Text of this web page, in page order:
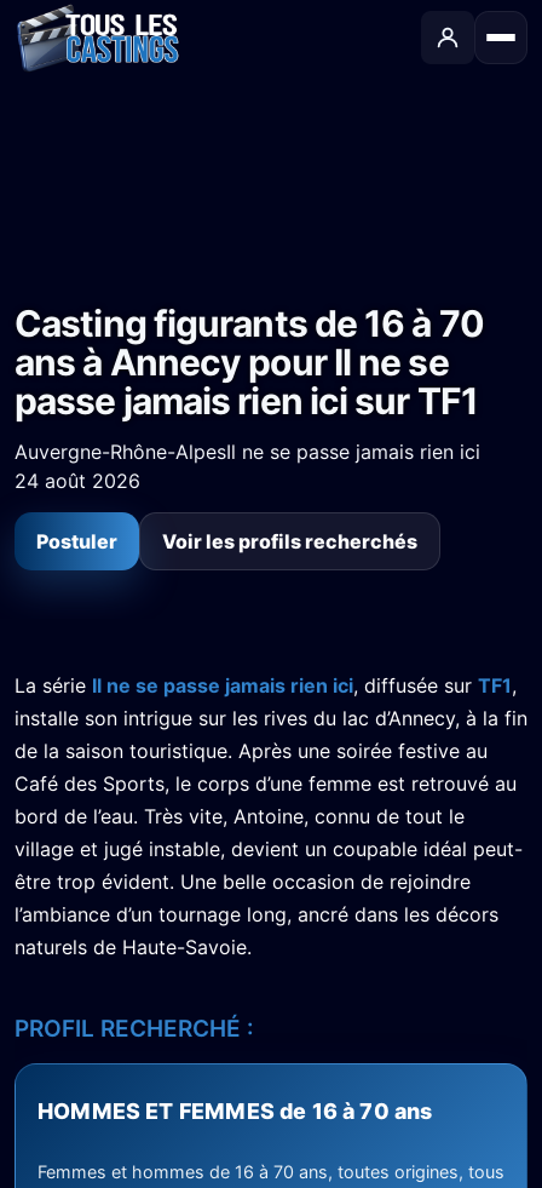
Casting figurants de 16 à 70
ans à Annecy pour Il ne se
passe jamais rien ici sur TF1
Auvergne-Rhône-AlpesIl ne se passe jamais rien ici
24 août 2026
Postuler Voir les profils recherchés
La série Il ne se passe jamais rien ici, diffusée sur TF1,
installe son intrigue sur les rives du lac d’Annecy, à la fin
de la saison touristique. Après une soirée festive au
Café des Sports, le corps d’une femme est retrouvé au
bord de l’eau. Très vite, Antoine, connu de tout le
village et jugé instable, devient un coupable idéal peut-
être trop évident. Une belle occasion de rejoindre
l’ambiance d’un tournage long, ancré dans les décors
naturels de Haute-Savoie.
PROFIL RECHERCHÉ :
HOMMES ET FEMMES de 16 à 70 ans
Femmes et hommes de 16 à 70 ans, toutes origines, tous